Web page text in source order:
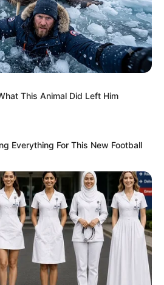
This Animal Did Left Him
Everything For This New Football